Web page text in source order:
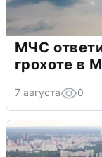
МЧС
грохоте в
7 августа 0